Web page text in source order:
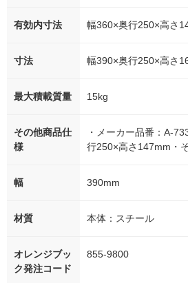
有効内寸法 幅360×奥行250×高さ
寸法 幅390×奥行250×高さ
最大積載質量 15kg
その他商品仕
様
・メーカー品番：A-
行250×高さ147mm・
幅 390mm
材質 本体：スチール
オレンジブッ
ク発注コード
855-9800